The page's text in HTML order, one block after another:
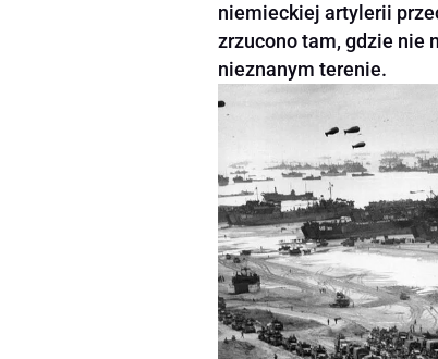
niemieckiej artylerii
zrzucono tam, gdzie nie
nieznanym terenie.